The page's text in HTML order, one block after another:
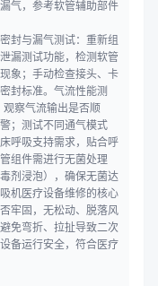
气，参考软管辅助部件
封与漏气测试：重新组
漏测试功能，检测软管
象；手动检查接头、卡
封标准。气流性能测
察气流输出是否顺
；测试不同通气模式
呼吸支持需求，贴合呼
组件需进行无菌处理
剂浸泡），确保无菌达
机医疗设备维修的核心
牢固，无松动、脱落风
免弯折、拉扯导致二次
备运行安全，符合医疗